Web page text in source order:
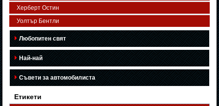
Херберт Остин
Уолтър Бентли
Любопитен свят
Най-най
Съвети за автомобилиста
Етикети